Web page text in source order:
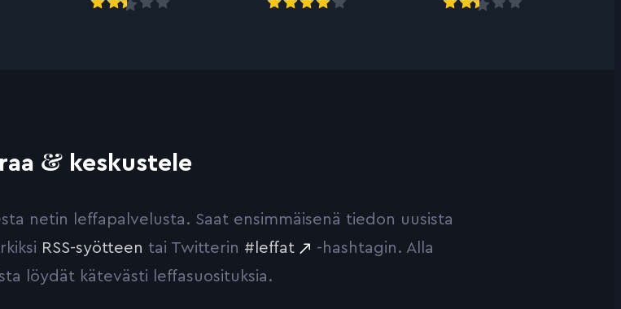
& keskustele
netin leffapalvelusta. Saat ensimmäisenä tiedon uusista
RSS-syötteen tai Twitterin #leffat
-hashtagin. Alla
löydät kätevästi leffasuosituksia.